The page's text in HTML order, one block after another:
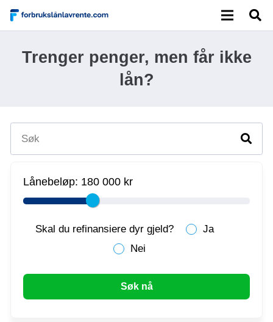
Trenger penger, men får ikke
lån?
Lånebeløp: 180 000 kr
Skal du refinansiere dyr gjeld?
Ja
Nei
Søk nå